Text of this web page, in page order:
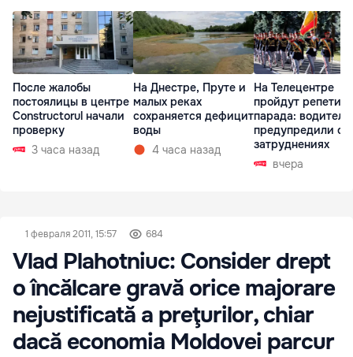
После жалобы
постоялицы в центре
Constructorul начали
проверку
3 часа назад
На Днестре, Пруте и
малых реках
сохраняется дефицит
воды
4 часа назад
На Телецентре
пройдут
парада:
предупредили о
затруднениях
вчера
1 февраля 2011, 15:57 684
Vlad Plahotniuc: Consider drept
o încălcare gravă orice majorare
nejustificată a preţurilor, chiar
dacă economia Moldovei parcur